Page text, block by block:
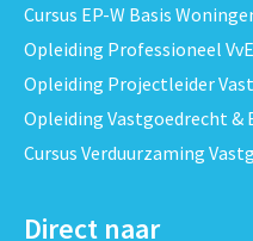
Cursus EP-W Basis
Opleiding Professioneel
Opleiding Projectleider
Opleiding Vastgoedrecht &
Cursus Verduurzaming
Direct naar